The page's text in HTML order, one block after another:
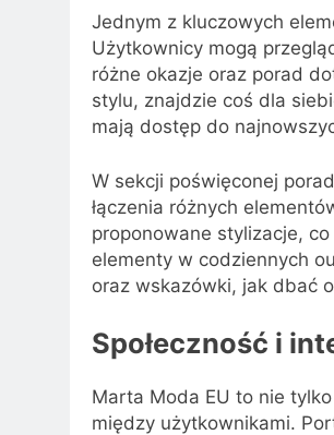
Jednym z kluczowych
Użytkownicy mogą
różne okazje oraz porad
stylu, znajdzie coś dla
mają dostęp do
W sekcji poświęconej
łączenia różnych
proponowane stylizacje,
elementy w codziennych
oraz wskazówki, jak dbać
Społeczność i
Marta Moda EU to nie
między użytkownikami.